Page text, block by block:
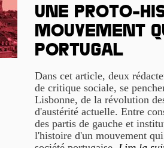
Une proto-
mouvement
Portugal
Dans cet article, deux
de critique sociale, se
Lisbonne, de la révolution
d'austérité actuelle. Entre
des partis de gauche et
l'histoire d'un mouvement